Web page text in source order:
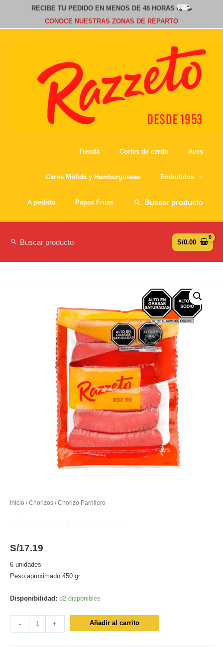
RECIBE TU PEDIDO EN MENOS DE 48 HORAS
CONOCE NUESTRAS ZONAS DE REPARTO
Tienda Cortes de cerdo Aves
Carne Molida y Hamburguesas Embutidos
A pedido Papas Fritas Buscar
S/0.00
Inicio /Chorizos / Chorizo Parrillero
S/17.19
6 unidades
Peso aproximado 450 gr
Disponibilidad: 82 disponibles
-
Parrillero
+ Añadir al carrito